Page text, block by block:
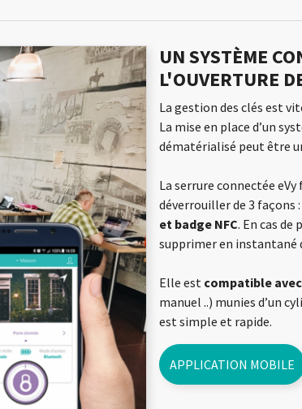
UN SYSTÈME
L'OUVERTURE
La gestion des clés est
La mise en place d’un
dématérialisé peut être
La serrure connectée
déverrouiller de 3 façons :
et badge NFC. En cas de
supprimer en instantané
Elle est compatible
manuel ..) munies d’un
est simple et rapide.
APPLICATION MOBILE